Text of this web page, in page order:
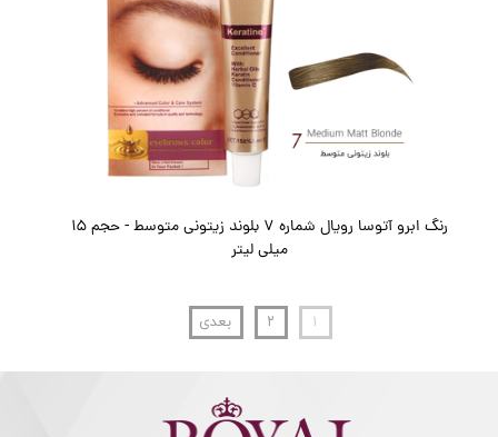
رنگ ابرو آتوسا رویال شماره 7 بلوند زیتونی متوسط - حجم 15
میلی لیتر
۱ ۲ بعدی